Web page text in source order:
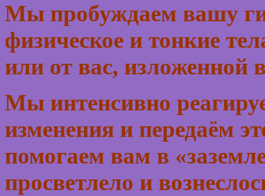
Мы пробуждаем вашу
физическое и тонкие
или от вас, изложенной
Мы интенсивно
изменения и передаём
помогаем вам в
просветлело и